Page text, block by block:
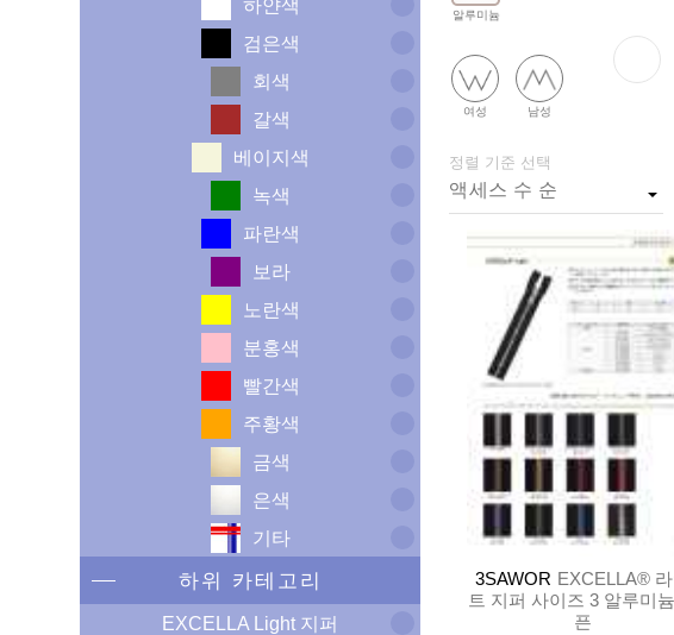
하얀색
검은색
회색
갈색
베이지색
녹색
파란색
보라
노란색
분홍색
빨간색
주황색
금색
은색
기타
하위 카테고리
EXCELLA Light 지퍼
알루미늄
여성 남성
정렬 기준 선택
3SAWOR EXCELLA® 라
트 지퍼 사이즈 3 알루미
픈